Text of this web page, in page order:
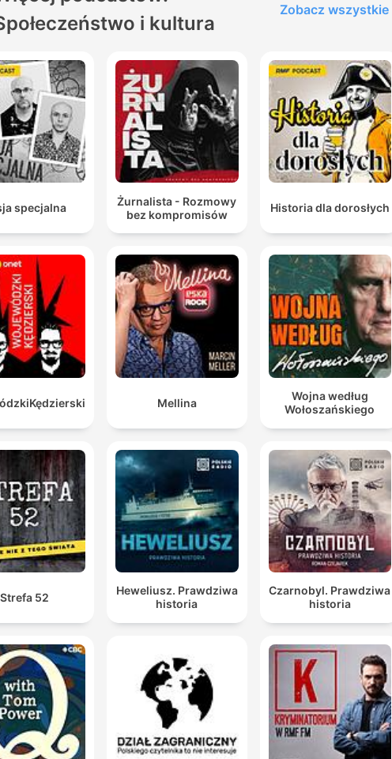
i kultura
Zobacz wszystkie
specjalna
Żurnalista - Rozmowy
bez kompromisów
Historia dla dorosłych
Mellina
Wojna według
Wołoszańskiego
Strefa 52
Heweliusz. Prawdziwa
historia
Czarnobyl. Prawdziwa
historia